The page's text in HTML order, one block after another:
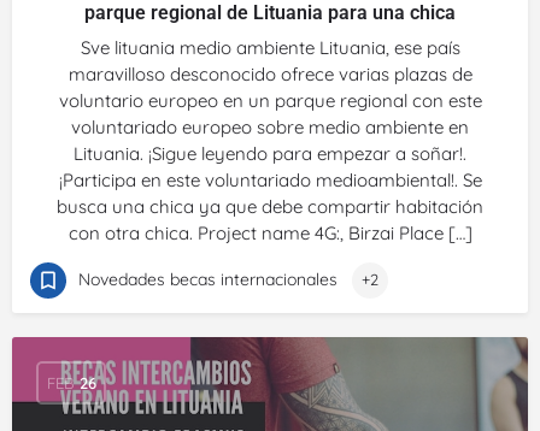
parque regional de Lituania para una chica
Sve lituania medio ambiente Lituania, ese país
maravilloso desconocido ofrece varias plazas de
voluntario europeo en un parque regional con este
voluntariado europeo sobre medio ambiente en
Lituania. ¡Sigue leyendo para empezar a soñar!.
¡Participa en este voluntariado medioambiental!. Se
busca una chica ya que debe compartir habitación
con otra chica. Project name 4G:, Birzai Place […]
Novedades becas internacionales +2
FEB 26